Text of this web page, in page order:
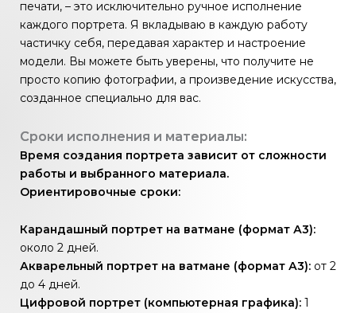
печати, – это исключительно ручное исполнение
каждого портрета. Я вкладываю в каждую работу
частичку себя, передавая характер и настроение
модели. Вы можете быть уверены, что получите не
просто копию фотографии, а произведение искусства,
созданное специально для вас.
Сроки исполнения и материалы:
Время создания портрета зависит от сложности
работы и выбранного материала.
Ориентировочные сроки:
Карандашный портрет на ватмане (формат А3):
около 2 дней.
Акварельный портрет на ватмане (формат А3): от 2
до 4 дней.
Цифровой портрет (компьютерная графика): 1